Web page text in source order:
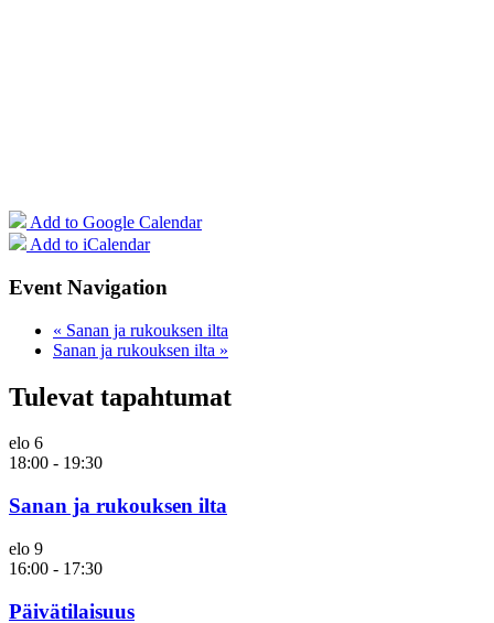
Add to Google Calendar
Add to iCalendar
Event Navigation
« Sanan ja rukouksen ilta
Sanan ja rukouksen ilta »
Tulevat tapahtumat
elo 6
18:00 - 19:30
Sanan ja rukouksen ilta
elo 9
16:00 - 17:30
Päivätilaisuus